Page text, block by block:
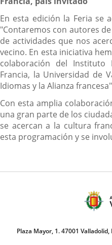
En esta edición la Feria se
"Contaremos con autores
de actividades que nos
vecino. En esta iniciativa
colaboración del Instituto
Francia, la Universidad de
Idiomas y la Alianza
Con esta amplia
una gran parte de los
se acercan a la cultura
esta programación y se
Plaza Mayor, 1. 47001